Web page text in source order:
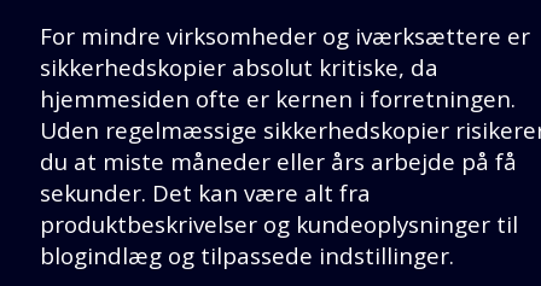
For mindre virksomheder og iværksættere er
sikkerhedskopier absolut kritiske, da
hjemmesiden ofte er kernen i forretningen.
Uden regelmæssige sikkerhedskopier
du at miste måneder eller års arbejde på få
sekunder. Det kan være alt fra
produktbeskrivelser og kundeoplysninger til
blogindlæg og tilpassede indstillinger.